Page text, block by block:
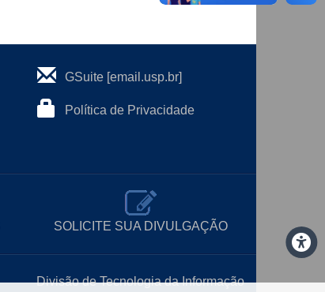
GSuite [email.usp.br]
Política de Privacidade
SOLICITE SUA DIVULGAÇÃO
Divisão de Tecnologia da Informação